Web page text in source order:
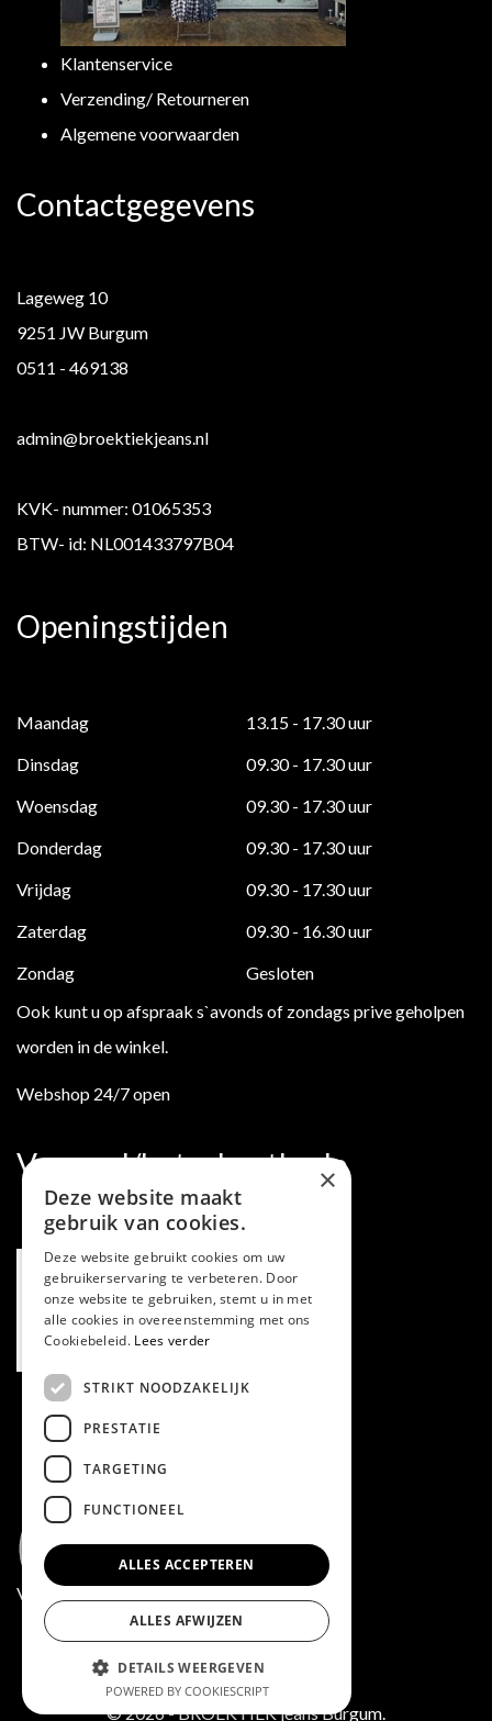
Klantenservice
Verzending/ Retourneren
Algemene voorwaarden
Contactgegevens
Lageweg 10
9251 JW Burgum
0511 - 469138
admin@broektiekjeans.nl
KVK- nummer: 01065353
BTW- id: NL001433797B04
Openingstijden
Maandag
13.15 - 17.30 uur
Dinsdag
09.30 - 17.30 uur
Woensdag
09.30 - 17.30 uur
Donderdag
09.30 - 17.30 uur
Vrijdag
09.30 - 17.30 uur
Zaterdag
09.30 - 16.30 uur
Zondag
Gesloten
Ook kunt u op afspraak s`avonds of zondags prive geholpen
worden in de winkel.
Webshop 24/7 open
Verzend/betaalmethode
Volg ons via Facebook
© 2026 - BROEKTIEK jeans Burgum.
×
Deze website maakt
gebruik van cookies.
Deze website gebruikt cookies om uw
gebruikerservaring te verbeteren. Door
onze website te gebruiken, stemt u in met
alle cookies in overeenstemming met ons
Cookiebeleid. Lees verder
STRIKT NOODZAKELIJK
PRESTATIE
TARGETING
FUNCTIONEEL
ALLES ACCEPTEREN
ALLES AFWIJZEN
DETAILS WEERGEVEN
POWERED BY COOKIESCRIPT